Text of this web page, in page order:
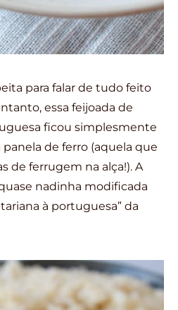
para falar de tudo feito
essa feijoada de
ficou simplesmente
de ferro (aquela que
de ferrugem na alça!). A
nadinha modificada
à portuguesa” da